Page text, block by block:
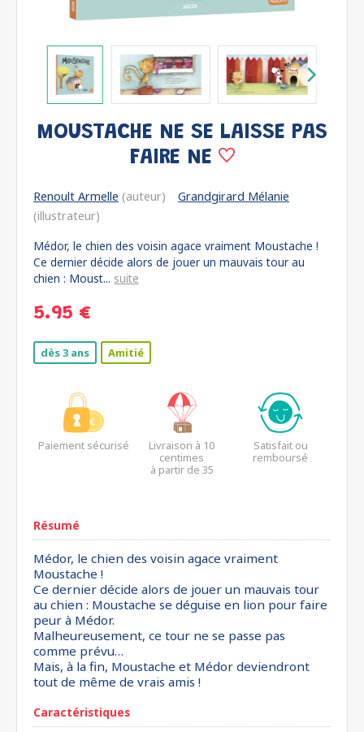
MOUSTACHE NE SE LAISSE PAS
FAIRE NE
Renoult Armelle (auteur)
Grandgirard Mélanie
(illustrateur)
Médor, le chien des voisin agace vraiment Moustache !
Ce dernier décide alors de jouer un mauvais tour au
chien : Moust... suite
5.95 €
dès 3 ans Amitié
Paiement sécurisé
Livraison à 10
centimes
à partir de 35
Satisfait ou
remboursé
Résumé
Médor, le chien des voisin agace vraiment
Moustache !
Ce dernier décide alors de jouer un mauvais tour
au chien : Moustache se déguise en lion pour faire
peur à Médor.
Malheureusement, ce tour ne se passe pas
comme prévu…
Mais, à la fin, Moustache et Médor deviendront
tout de même de vrais amis !
Caractéristiques